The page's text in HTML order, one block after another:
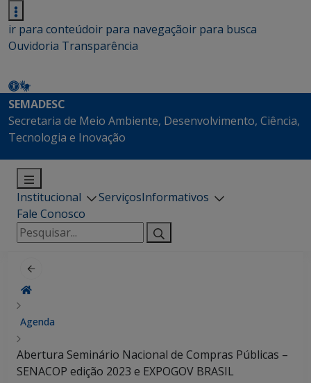
ir para conteúdoir para navegaçãoir para busca
Ouvidoria Transparência
SEMADESC
Secretaria de Meio Ambiente, Desenvolvimento, Ciência,
Tecnologia e Inovação
Institucional ServiçosInformativos
Fale Conosco
Pesquisar
por:
Agenda
Abertura Seminário Nacional de Compras Públicas –
SENACOP edição 2023 e EXPOGOV BRASIL